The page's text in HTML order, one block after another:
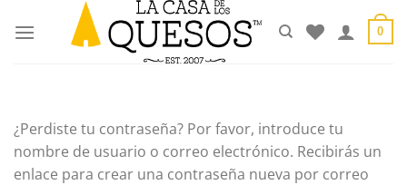
0
¿Perdiste tu contraseña? Por favor, introduce tu
nombre de usuario o correo electrónico. Recibirás un
enlace para crear una contraseña nueva por correo